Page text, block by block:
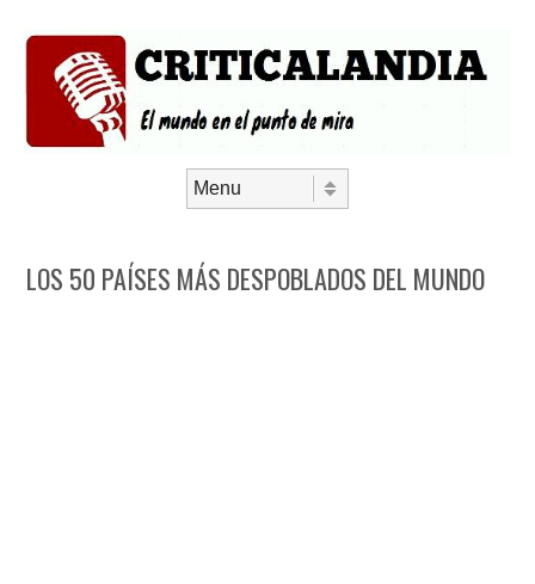
LOS 50 PAÍSES MÁS DESPOBLADOS DEL MUNDO